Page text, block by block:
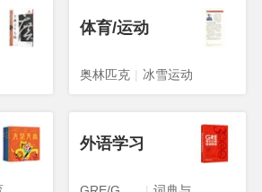
体育/运动
奥林匹克 | 冰雪运动
外语学习